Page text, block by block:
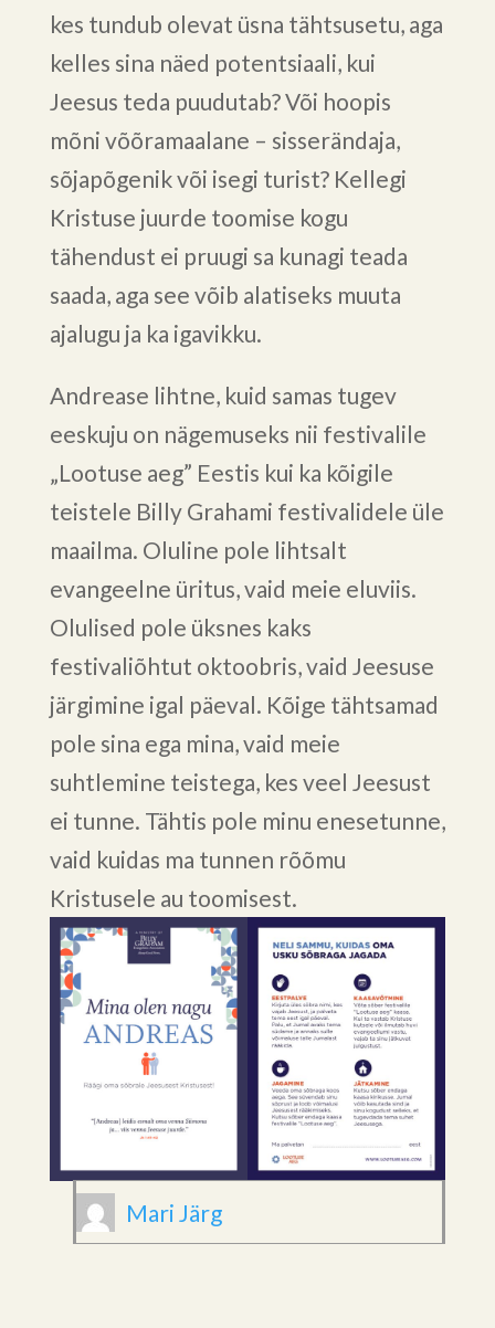
kes tundub olevat üsna tähtsusetu, aga
kelles sina näed potentsiaali, kui
Jeesus teda puudutab? Või hoopis
mõni võõramaalane – sisserändaja,
sõjapõgenik või isegi turist? Kellegi
Kristuse juurde toomise kogu
tähendust ei pruugi sa kunagi teada
saada, aga see võib alatiseks muuta
ajalugu ja ka igavikku.
Andrease lihtne, kuid samas tugev
eeskuju on nägemuseks nii festivalile
„Lootuse aeg” Eestis kui ka kõigile
teistele Billy Grahami festivalidele üle
maailma. Oluline pole lihtsalt
evangeelne üritus, vaid meie eluviis.
Olulised pole üksnes kaks
festivaliõhtut oktoobris, vaid Jeesuse
järgimine igal päeval. Kõige tähtsamad
pole sina ega mina, vaid meie
suhtlemine teistega, kes veel Jeesust
ei tunne. Tähtis pole minu enesetunne,
vaid kuidas ma tunnen rõõmu
Kristusele au toomisest.
Mari Järg